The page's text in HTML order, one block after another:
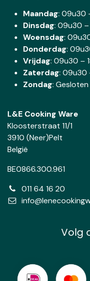
Maandag: 09u30
Dinsdag: 09u30 –
Woensdag:
Donderdag:
Vrijdag: 09u30 –
Zaterdag: 09u30
Zondag: Gesloten
L&E Cooking Ware
Kloosterstraat 11/1
3910 (Neer)Pelt
België
BE0866.300.961
011 64 16 20
Volg